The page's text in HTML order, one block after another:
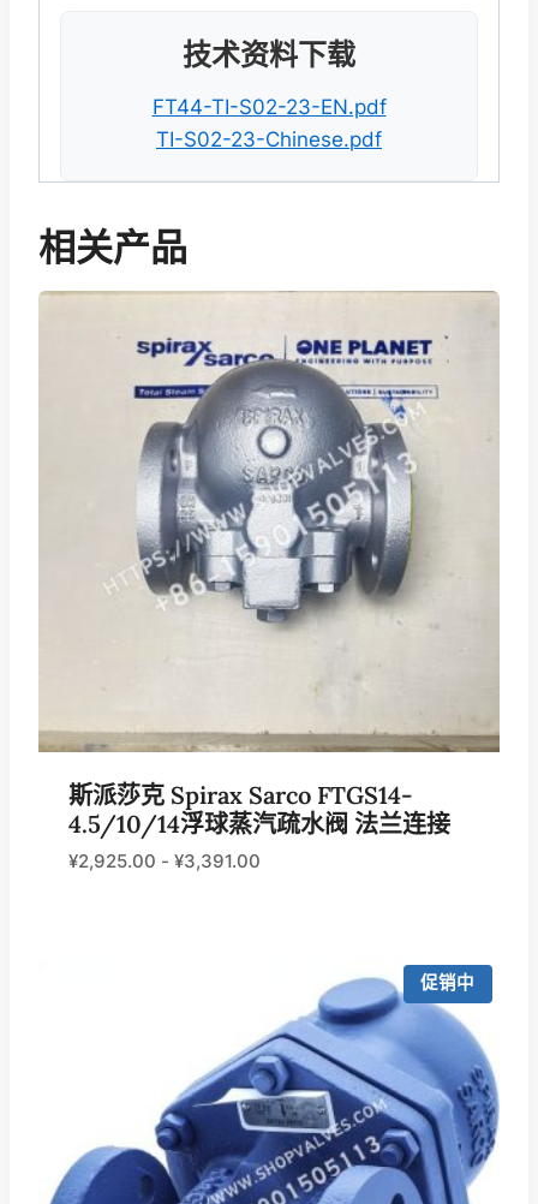
技术资料下载
FT44-TI-S02-23-EN.pdf
TI-S02-23-Chinese.pdf
相关产品
斯派莎克 Spirax Sarco FTGS14-
4.5/10/14浮球蒸汽疏水阀 法兰连接
¥2,925.00 - ¥3,391.00
促销中